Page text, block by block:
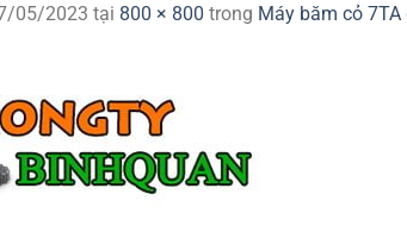
05/2023 tại 800 × 800 trong Máy băm cỏ